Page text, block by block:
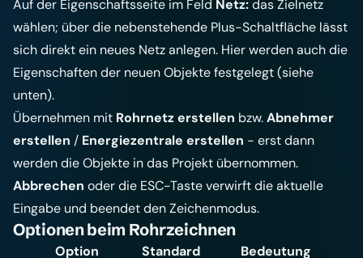
Auf der Eigenschaftsseite im Feld Netz:das Zielnetz
wählen; über die nebenstehende Plus-Schaltfläche lässt
sich direkt ein neues Netz anlegen. Hier werden auch die
Eigenschaften der neuen Objekte festgelegt (siehe
unten).
Übernehmen mit Rohrnetz erstellen bzw.Abnehmer
erstellen / Energiezentrale erstellen - erst dann
werden die Objekte in das Projekt übernommen.
Abbrechen oder die ESC-Taste verwirft die aktuelle
Eingabe und beendet den Zeichenmodus.
Optionen beim Rohrzeichnen
Option Standard Bedeutung